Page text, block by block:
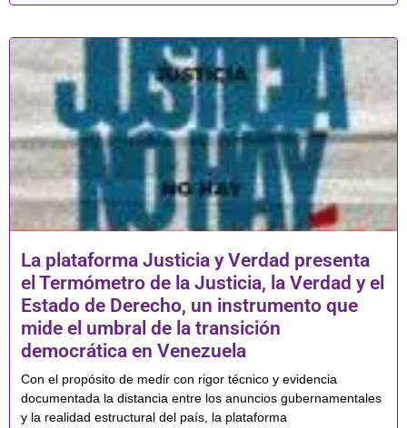
La plataforma Justicia y Verdad presenta
el Termómetro de la Justicia, la Verdad y el
Estado de Derecho, un instrumento que
mide el umbral de la transición
democrática en Venezuela
Con el propósito de medir con rigor técnico y evidencia
documentada la distancia entre los anuncios gubernamentales
y la realidad estructural del país, la plataforma